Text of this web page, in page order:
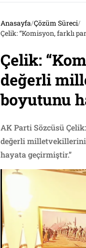
Anasayfa/Çözüm Süreci/
Çelik:
değerli
boyutunu
AK Parti Sözcüsü
değerli
hayata geçirmiştir.”